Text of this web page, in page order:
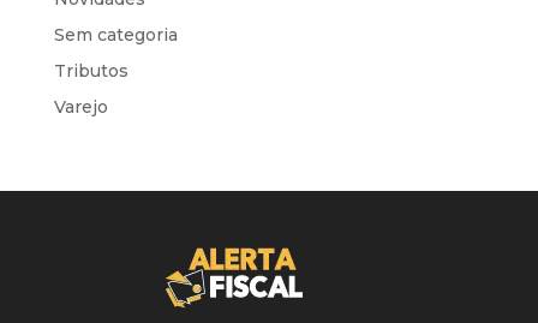
Sem categoria
Tributos
Varejo